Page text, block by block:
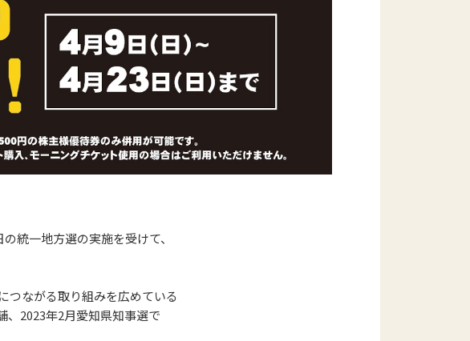
統一地方選の実施を受けて、
つながる取り組みを広めている
、2023年2月愛知県知事選で